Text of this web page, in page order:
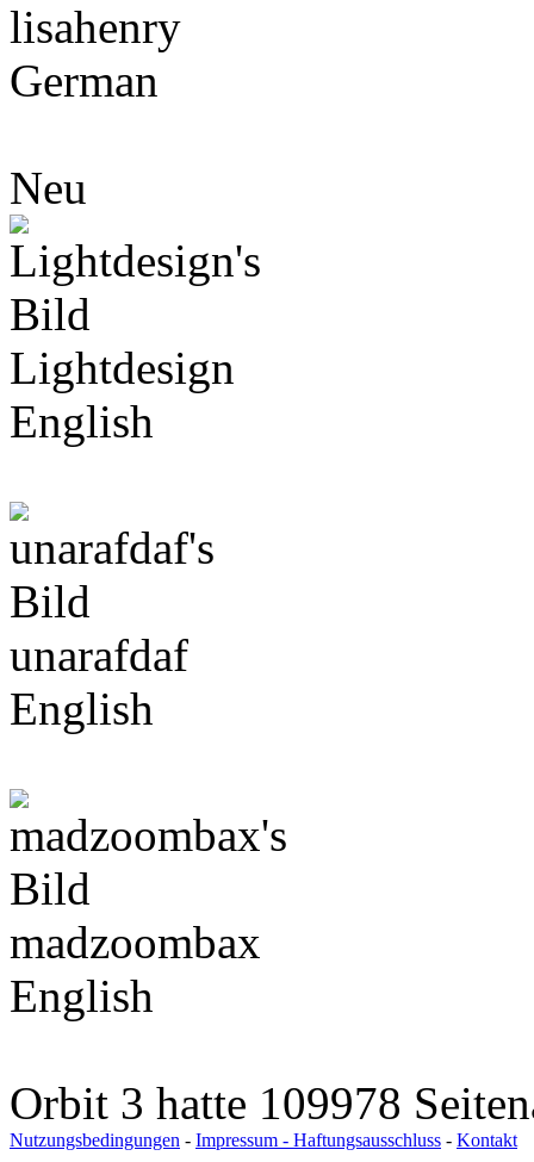
lisahenry
German
Neu
Lightdesign
English
unarafdaf
English
madzoombax
English
Orbit 3 hatte 109978
Nutzungsbedingungen - Impressum - Haftungsausschluss - Kontakt